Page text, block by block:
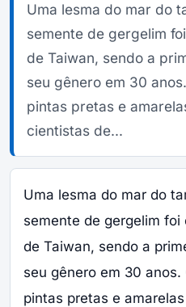
Uma lesma do mar do
semente de gergelim
de Taiwan, sendo a
seu gênero em 30
pintas pretas e
cientistas de...
Uma lesma do mar do
semente de gergelim
de Taiwan, sendo a
seu gênero em 30
pintas pretas e